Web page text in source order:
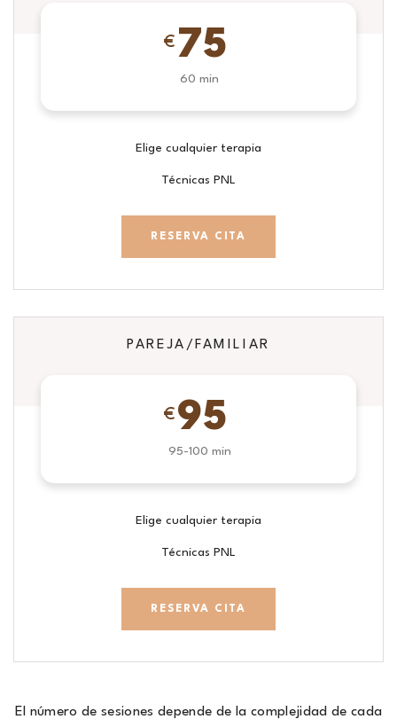
€ 75
60 min
Elige cualquier terapia
Técnicas PNL
RESERVA CITA
PAREJA/FAMILIAR
€ 95
95-100 min
Elige cualquier terapia
Técnicas PNL
RESERVA CITA
El número de sesiones depende de la complejidad de cada